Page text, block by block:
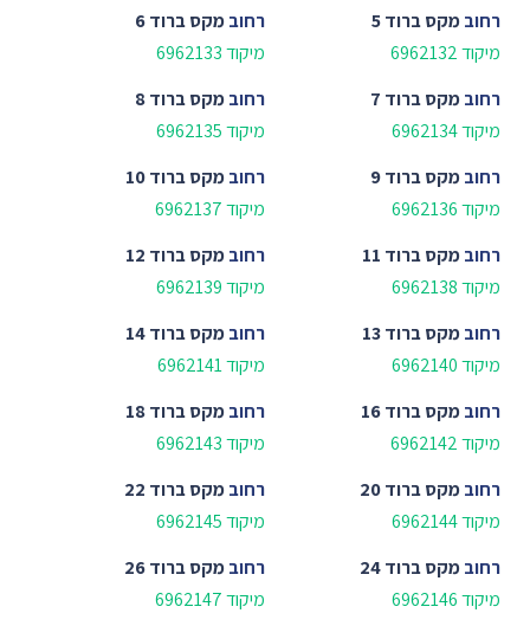
רחובמקס ברוד 5
מיקוד 6962132
רחובמקס ברוד 6
מיקוד 6962133
רחובמקס ברוד 7
מיקוד 6962134
רחובמקס ברוד 8
מיקוד 6962135
רחובמקס ברוד 9
מיקוד 6962136
רחובמקס ברוד 10
מיקוד 6962137
רחובמקס ברוד 11
מיקוד 6962138
רחובמקס ברוד 12
מיקוד 6962139
רחובמקס ברוד 13
מיקוד 6962140
רחובמקס ברוד 14
מיקוד 6962141
רחובמקס ברוד 16
מיקוד 6962142
רחובמקס ברוד 18
מיקוד 6962143
רחובמקס ברוד 20
מיקוד 6962144
רחובמקס ברוד 22
מיקוד 6962145
רחובמקס ברוד 24
מיקוד 6962146
רחובמקס ברוד 26
מיקוד 6962147